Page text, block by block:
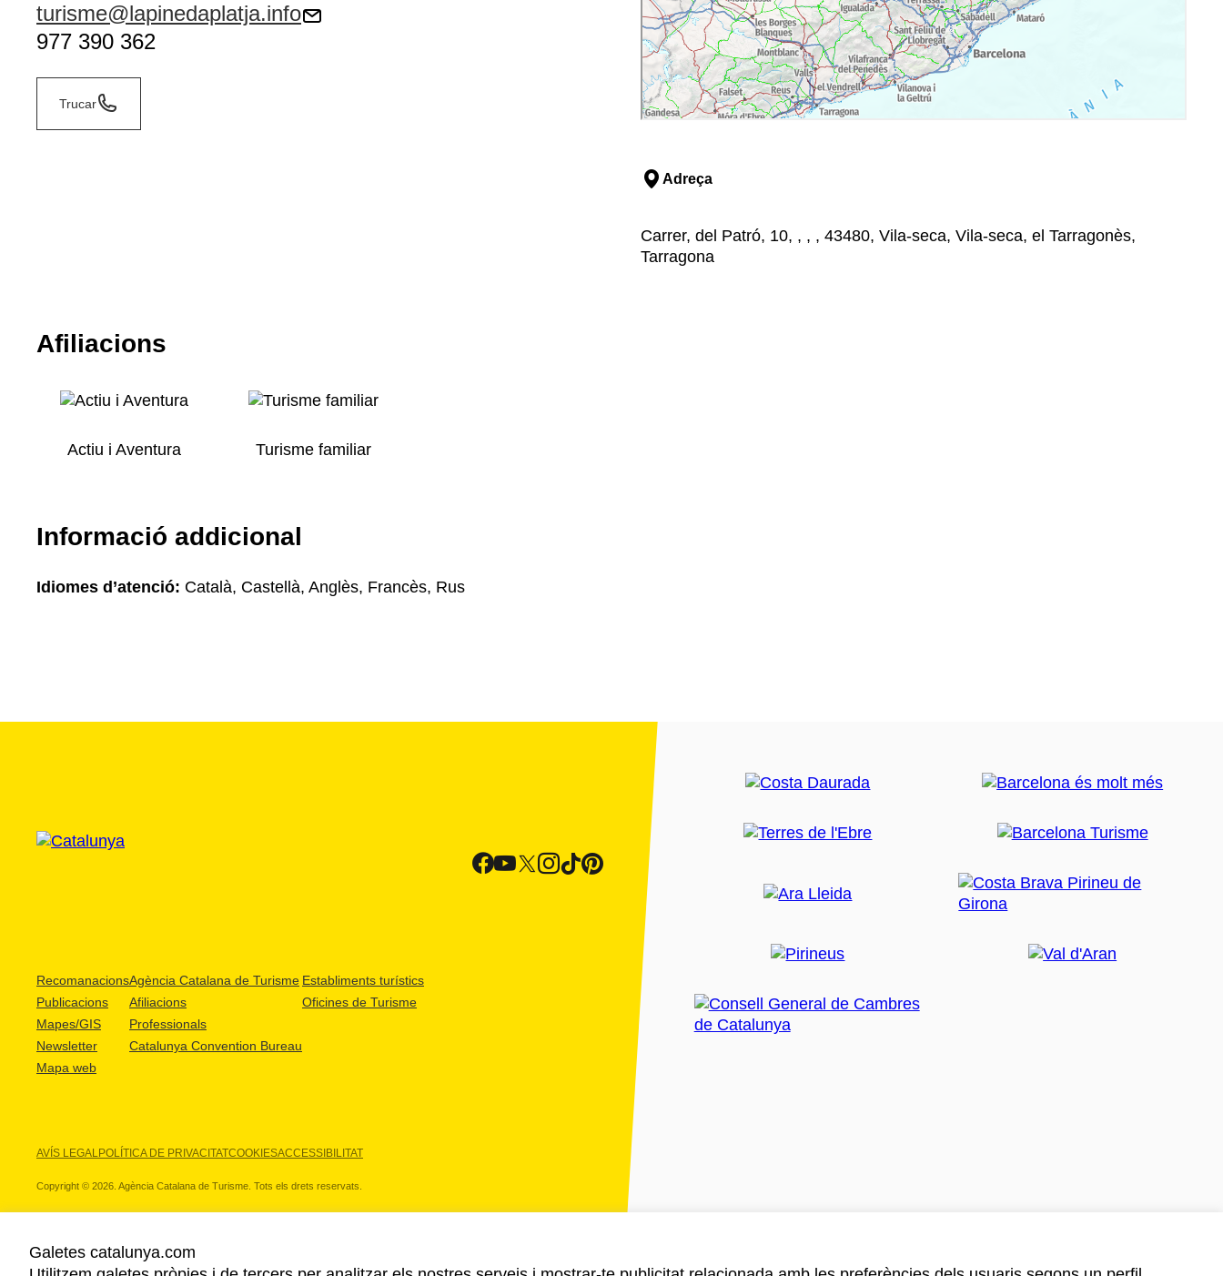
turisme@lapinedaplatja.info
977 390 362
Trucar
Adreça
Carrer, del Patró, 10, , , , 43480, Vila-seca, Vila-seca, el Tarragonès,
Tarragona
Afiliacions
Actiu i Aventura Turisme familiar
Informació addicional
Idiomes d’atenció: Català, Castellà, Anglès, Francès, Rus
Recomanacions
Publicacions
Mapes/GIS
Newsletter
Mapa web
Agència Catalana de Turisme
Afiliacions
Professionals
Catalunya Convention Bureau
Establiments turístics
Oficines de Turisme
AVÍS LEGALPOLÍTICA DE PRIVACITATCOOKIESACCESSIBILITAT
Copyright © 2026. Agència Catalana de Turisme. Tots els drets reservats.
Galetes catalunya.com